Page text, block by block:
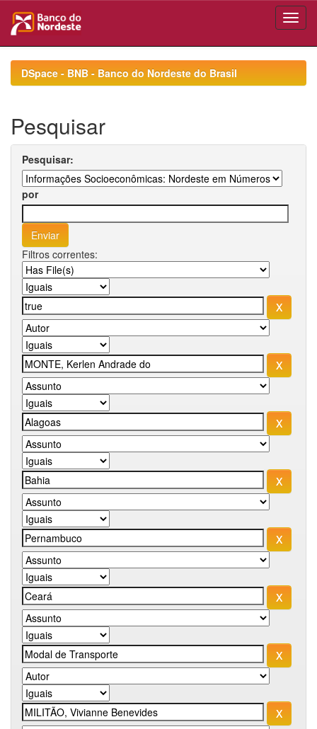
navigationDSpace - BNB - Banco do Nordeste do Brasil
Pesquisar
Pesquisar:
por
Filtros correntes: